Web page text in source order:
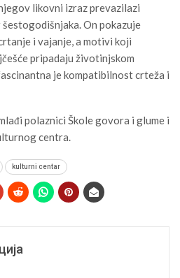
likovni izraz prevazilazi
On pokazuje
i vajanje, a motivi koji
pripadaju životinjskom
je kompatibilnost crteža i
polaznici Škole govora i glume i
centra.
kulturni centar